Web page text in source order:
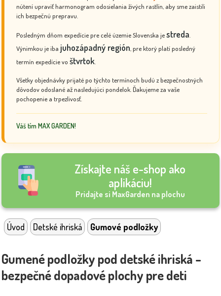
nútení upraviť harmonogram odosielania živých rastlín, aby sme zaistili
ich bezpečnú prepravu.
Posledným dňom expedície pre celé územie Slovenska jestreda
Výnimkou je iba juhozápadný región , pre ktorý platí posledný
termín expedície vo štvrtok
Všetky objednávky prijaté po týchto termínoch budú z bezpečnostných
dôvodov odoslané až nasledujúci pondelok. Ďakujeme za vaše
pochopenie a trpezlivosť.
Váš tím MAX GARDEN!
Získajte náš e-shop ako
aplikáciu!
Pridajte si MaxGarden na plochu
Úvod Detské ihriská Gumové podložky
Gumené podložky pod detské ihriská –
bezpečné dopadové plochy pre deti